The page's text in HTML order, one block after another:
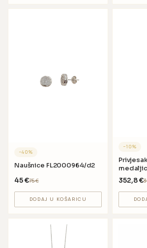
−40%
Naušnice FL2000964/d2
45€75€
DODAJ U KOŠARICU
−10%
Privjesak
352,8€